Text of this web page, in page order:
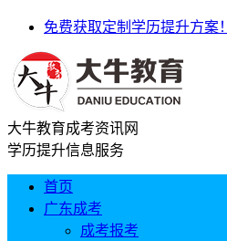
免费获取定制学历提升方案！
大牛教育成考资讯网
学历提升信息服务
首页
广东成考
成考报考